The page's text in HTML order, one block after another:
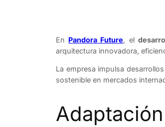
En Pandora Future, el
arquitectura innovadora,
La empresa impulsa
sostenible en mercados